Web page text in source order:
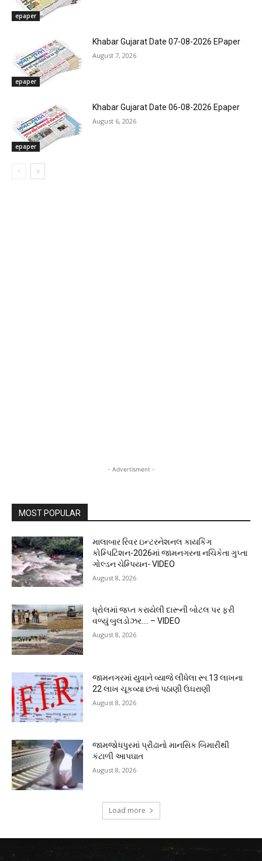
epaper
epaper
Khabar Gujarat Date 07-08-2026 EPaper
August 7, 2026
epaper
Khabar Gujarat Date 06-08-2026 Epaper
August 6, 2026
- Advertisment -
MOST POPULAR
માલાબાર રિવર ઇન્ટરનેશનલ કાયકિંગ
કોમ્પિટિશન-2026માં જામનગરના નચિકેતા ગુપ્તા
ગોલ્ડન ચેમ્પિયન- VIDEO
August 8, 2026
ધ્રોલમાં જપ્ત કરાયેલી દારૂની બોટલ પર ફરી
વળ્યું બુલડોઝર…. – VIDEO
August 8, 2026
જામનગરમાં યુવાને વ્યાજે લીધેલા રૂા.13 લાખના
22 લાખ ચૂકવ્યા છતાં પઠાણી ઉઘરાણી
August 8, 2026
જામજોધપુરમાં પ્રૌઢાનો માનસિક બિમારીથી
કંટાળી આપઘાત
August 8, 2026
Load more